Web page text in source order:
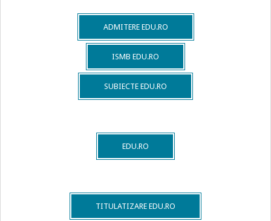
ADMITERE EDU.RO
ISMB EDU.RO
SUBIECTE EDU.RO
EDU.RO
TITULATIZARE EDU.RO